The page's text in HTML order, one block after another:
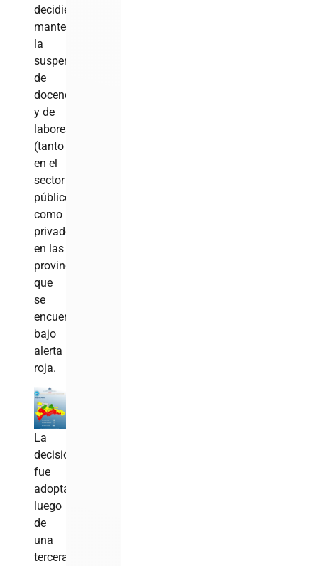
decidieron
mantener
la
suspensión
de
docencia
y de
labores
(tanto
en el
sector
público
como
privado)
en las
provincias
que
se
encuentran
bajo
alerta
roja.
La
decisión
fue
adoptada
luego
de
una
tercera